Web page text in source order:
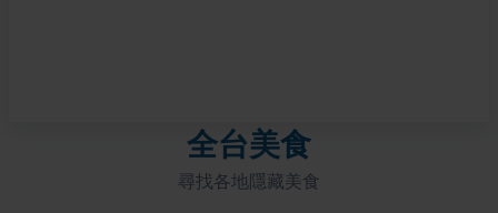
全台美食
尋找各地隱藏美食